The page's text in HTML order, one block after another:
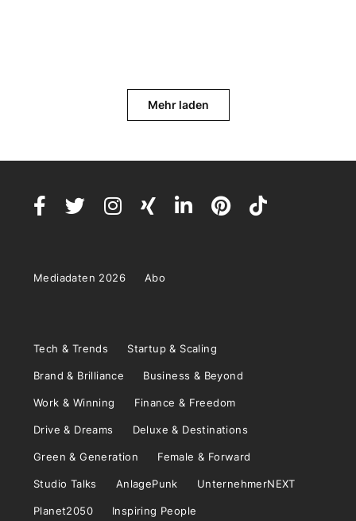
Mehr laden
Mediadaten 2026 Abo
Tech & Trends Startup & Scaling
Brand & Brilliance Business & Beyond
Work & Winning Finance & Freedom
Drive & Dreams Deluxe & Destinations
Green & Generation Female & Forward
Studio Talks AnlagePunk UnternehmerNEXT
Planet2050 Inspiring People